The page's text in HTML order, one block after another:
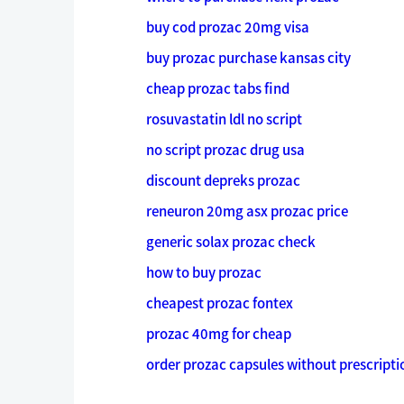
buy cod prozac 20mg visa
buy prozac purchase kansas city
cheap prozac tabs find
rosuvastatin ldl no script
no script prozac drug usa
discount depreks prozac
reneuron 20mg asx prozac price
generic solax prozac check
how to buy prozac
cheapest prozac fontex
prozac 40mg for cheap
order prozac capsules without